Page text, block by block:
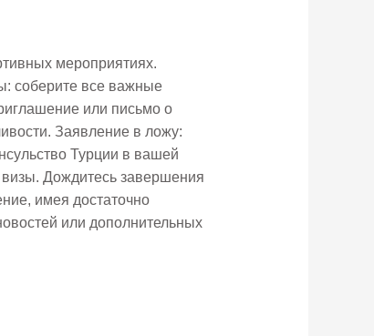
мероприятиях.
соберите все важные
или письмо о
Заявление в ложу:
Турции в вашей
визы. Дождитесь завершения
имея достаточно
или дополнительных